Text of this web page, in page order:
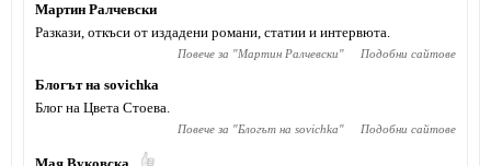
Мартин Ралчевски
Разкази, откъси от издадени романи, статии и интервюта.
Повече за "Мартин Ралчевски" Подобни сайтове
Блогът на sovichka
Блог на Цвета Стоева.
Повече за "Блогът на sovichka" Подобни сайтове